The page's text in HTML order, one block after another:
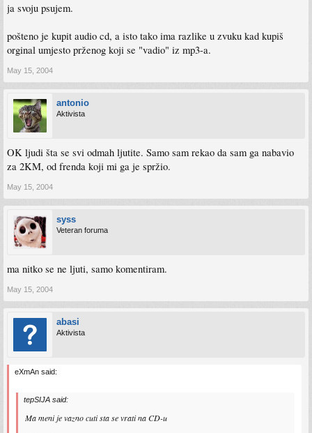
ja svoju psujem.
pošteno je kupit audio cd, a isto tako ima razlike u zvuku kad kupiš
orginal umjesto prženog koji se "vadio" iz mp3-a.
May 15, 2004
antonio
Aktivista
OK ljudi šta se svi odmah ljutite. Samo sam rekao da sam ga nabavio
za 2KM, od frenda koji mi ga je spržio.
May 15, 2004
syss
Veteran foruma
ma nitko se ne ljuti, samo komentiram.
May 15, 2004
abasi
Aktivista
eXmAn said:
tepSIJA said:
Ma meni je vazno cuti sta se vrati na CD-u